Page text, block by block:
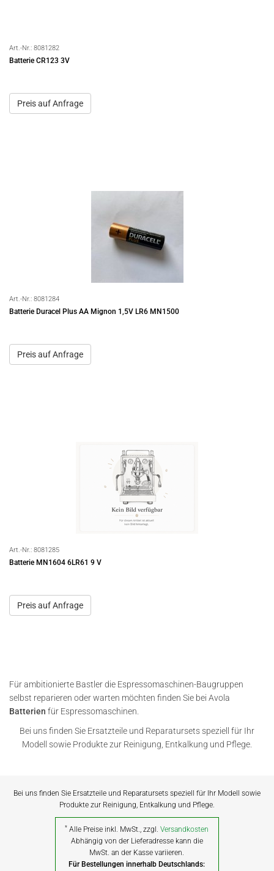
Art.-Nr.: 8081282
Batterie CR123 3V
Preis auf Anfrage
Art.-Nr.: 8081284
Batterie Duracel Plus AA Mignon 1,5V LR6 MN1500
Preis auf Anfrage
Art.-Nr.: 8081285
Batterie MN1604 6LR61 9 V
Preis auf Anfrage
Für ambitionierte Bastler die Espressomaschinen-Baugruppen
selbst reparieren oder warten möchten finden Sie bei Avola
Batterien für Espressomaschinen.
Bei uns finden Sie Ersatzteile und Reparatursets speziell für Ihr
Modell sowie Produkte zur Reinigung, Entkalkung und Pflege.
Bei uns finden Sie Ersatzteile und Reparatursets speziell für Ihr Modell sowie
Produkte zur Reinigung, Entkalkung und Pflege.
* Alle Preise inkl. MwSt., zzgl.Versandkosten
Abhängig von der Lieferadresse kann die
MwSt. an der Kasse variieren.
Für Bestellungen innerhalb Deutschlands: